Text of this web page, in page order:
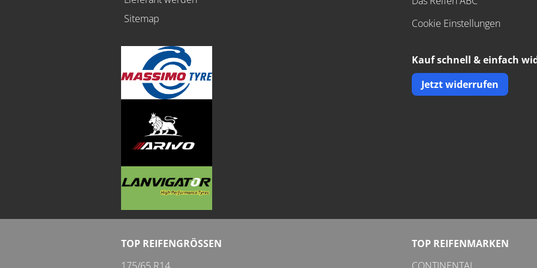
Sitemap
Cookie Einstellungen
Kauf schnell & einfach
Jetzt widerrufen
TOP REIFENGRÖSSEN
TOP REIFENMARKEN